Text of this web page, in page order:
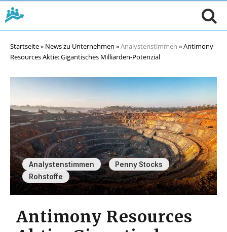
Startseite» News zu Unternehmen »Analystenstimmen »Antimony
Resources Aktie: Gigantisches Milliarden-Potenzial
Analystenstimmen , Penny Stocks ,
Rohstoffe
Antimony Resources